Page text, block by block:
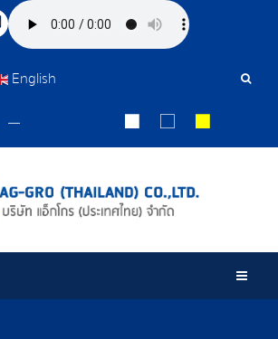
English